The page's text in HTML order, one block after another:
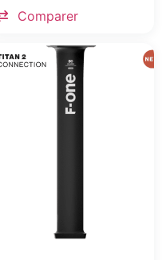
Comparer